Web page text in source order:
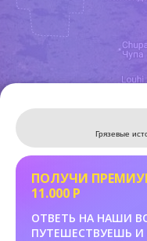
Грязевые
ПОЛУЧИ
11.000 Р
ОТВЕТЬ НА НАШИ
ПУТЕШЕСТВУЕШЬ